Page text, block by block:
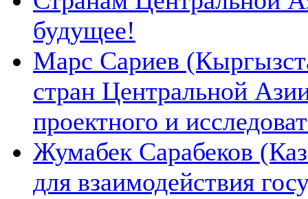
будущее!
Марс Сариев
стран Центральной
проектного и
Жумабек Сарабеков
для взаимодействия